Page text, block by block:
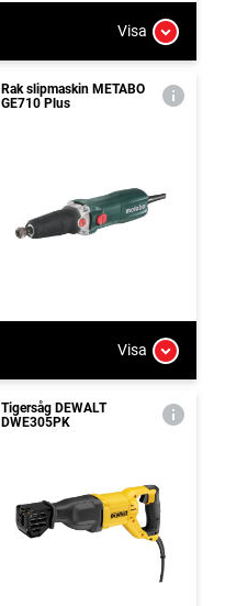
Visa
Rak slipmaskin METABO
GE710 Plus
Visa
Tigersåg DEWALT
DWE305PK